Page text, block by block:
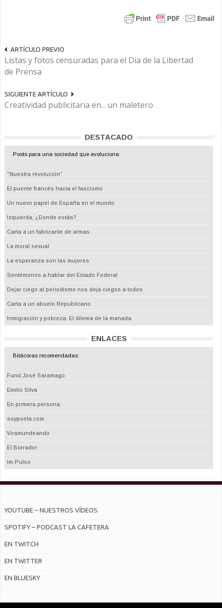
ARTÍCULO PREVIO
Listas y fotos censuradas para el Dia de la Libertad
de Prensa
SIGUIENTE ARTÍCULO
Creatividad publicitaria en... un maletero
DESTACADO
Posts para una sociedad que evoluciona:
"Nuestra revolución"
El puente francés hacia el fascismo
Un nuevo papel de España en el mundo
Izquierda, ¿Donde estás?
Carta a un fabricante de armas
La moral sexual
La esperanza son las mujeres
Sentémonos a hablar del Estado Federal
Dejar ciego al periodismo nos deja ciegos a todos
Carta a un abuelo Republicano
Inmigración y pobreza: El dilema de la manada
ENLACES
Bitácoras recomendadas:
Fund.José Saramago
Emilio Silva
En primera persona
soypoeta.com
Viramundeando
El Borrador
Im-Pulso
YOUTUBE – NUESTROS VÍDEOS
SPOTIFY – PODCAST LA CAFETERA
EN TWITCH
EN TWITTER
EN BLUESKY